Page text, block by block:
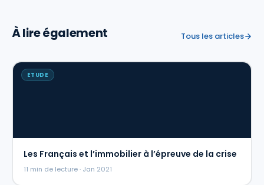
À lire également Tous les articles
ETUDE
Les Français et l’immobilier à l’épreuve de la crise
11 min de lecture · Jan 2021